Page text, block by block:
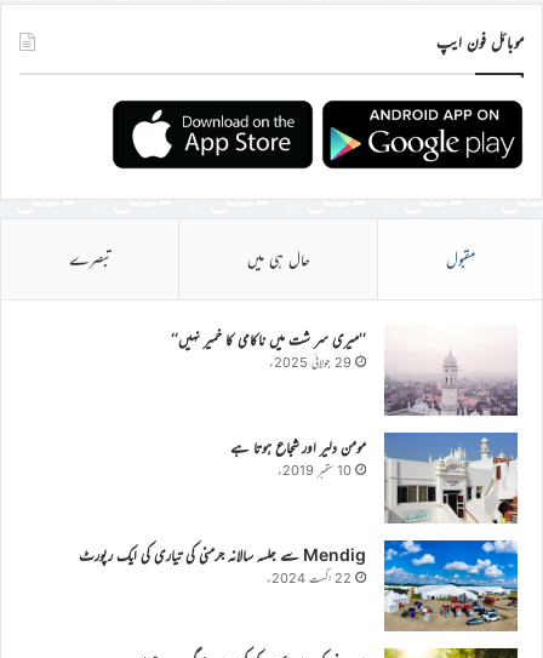
موبائل فون ایپ
مقبول حال ہی میں تبصرے
’’میری سر شت میں ناکامی کا خمیر نہیں‘‘
29 جولائی 2025ء
مومن دلیر اور شجاع ہوتا ہے
10 ستمبر 2019ء
Mendig سے جلسہ سالانہ جرمنی کی تیاری کی ایک رپورٹ
22 اگست 2024ء